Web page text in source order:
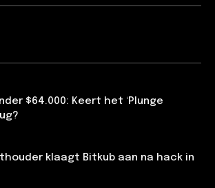
$64.000: Keert het ‘Plunge
klaagt Bitkub aan na hack in